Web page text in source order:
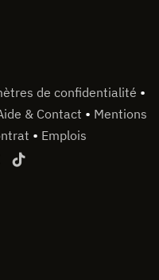
de confidentialité •
& Contact • Mentions
• Emplois